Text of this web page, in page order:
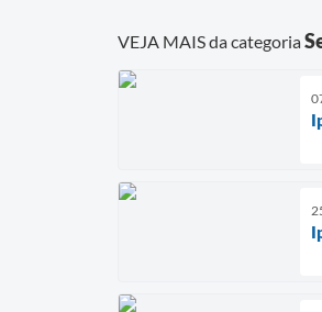
VEJA MAIS da categoria